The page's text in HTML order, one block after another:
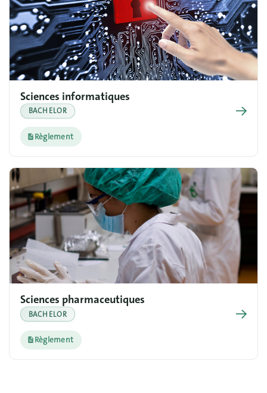
Sciences informatiques
BACHELOR →
Règlement
Sciences pharmaceutiques
BACHELOR →
Règlement